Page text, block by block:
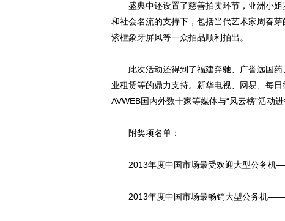
盛典中还设置了慈善拍卖环节，亚洲小姐
和社会名流的支持下，包括当代艺术家周春
紫檀象牙屏风等一众拍品顺利拍出。
此次活动还得到了福建奔驰、广誉远国药
业租赁等的鼎力支持。新华电视、网易、每
AVWEB国内外数十家等媒体与“风云榜”活动
附奖项名单：
2013年度中国市场最受欢迎大型公务机
2013年度中国市场最畅销大型公务机——